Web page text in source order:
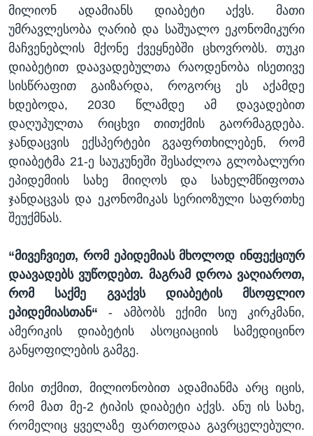
მილიონ ადამიანს დიაბეტი აქვს. მათი
უმრავლესობა ღარიბ და საშუალო ეკონომიკური
მაჩვენებლის მქონე ქვეყნებში ცხოვრობს. თუკი
დიაბეტით დაავადებულთა რაოდენობა ისეთივე
სისწრაფით გაიზარდა, როგორც ეს აქამდე
ხდებოდა, 2030 წლამდე ამ დავადებით
დაღუპულთა რიცხვი თითქმის გაორმაგდება.
ჯანდაცვის ექსპერტები გვაფრთხილებენ, რომ
დიაბეტმა 21-ე საუკუნეში შესაძლოა გლობალური
ეპიდემიის სახე მიიღოს და სახელმწიფოთა
ჯანდაცვას და ეკონომიკას სერიოზული საფრთხე
შეუქმნას.
“მივეჩვიეთ, რომ ეპიდემიას მხოლოდ ინფექციურ
დაავადებს ვუწოდებთ. მაგრამ დროა ვაღიაროთ,
რომ საქმე გვაქვს დიაბეტის მსოფლიო
ეპიდემიასთან“ - ამბობს ექიმი სიუ კირკმანი,
ამერიკის დიაბეტის ასოციაციის სამედიცინო
განყოფილების გამგე.
მისი თქმით, მილიონობით ადამიანმა არც იცის,
რომ მათ მე-2 ტიპის დიაბეტი აქვს. ანუ ის სახე,
რომელიც ყველაზე ფართოდაა გავრცელებული.